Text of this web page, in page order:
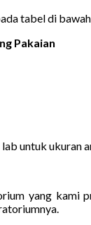
tabel di
Pakaian
untuk ukuran
yang kami